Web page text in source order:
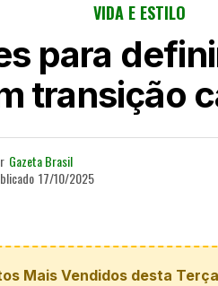
VIDA E ESTILO
para
transição
Gazeta Brasil
17/10/2025
Mais Vendidos desta